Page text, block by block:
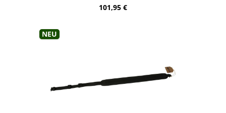
Regulärer Preis:
101,95 €
Neu